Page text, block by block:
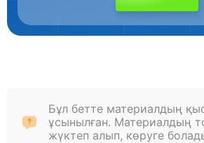
Бұл бетте материалдың
ұсынылған. Материалдың
жүктеп алып, көруге